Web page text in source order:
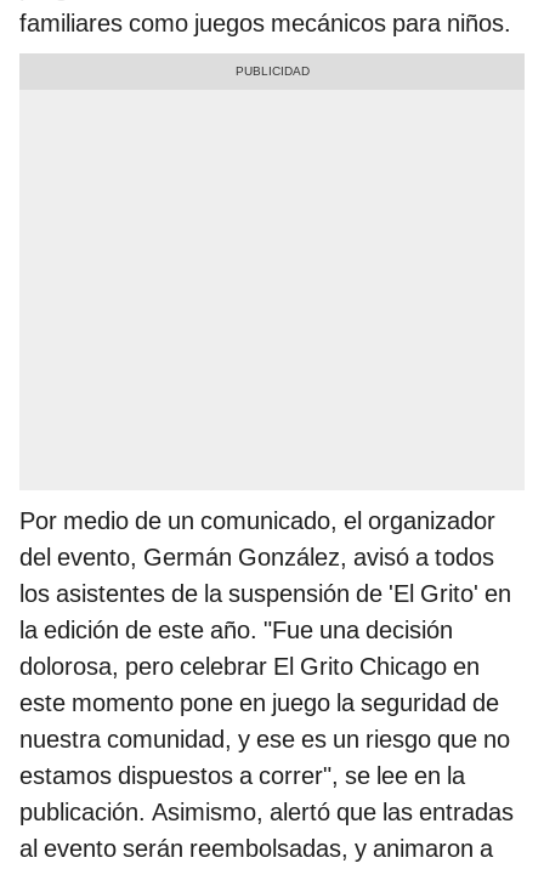
familiares como juegos mecánicos para niños.
Por medio de un comunicado, el organizador
del evento, Germán González, avisó a todos
los asistentes de la suspensión de 'El Grito' en
la edición de este año. "Fue una decisión
dolorosa, pero celebrar El Grito Chicago en
este momento pone en juego la seguridad de
nuestra comunidad, y ese es un riesgo que no
estamos dispuestos a correr", se lee en la
publicación. Asimismo, alertó que las entradas
al evento serán reembolsadas, y animaron a